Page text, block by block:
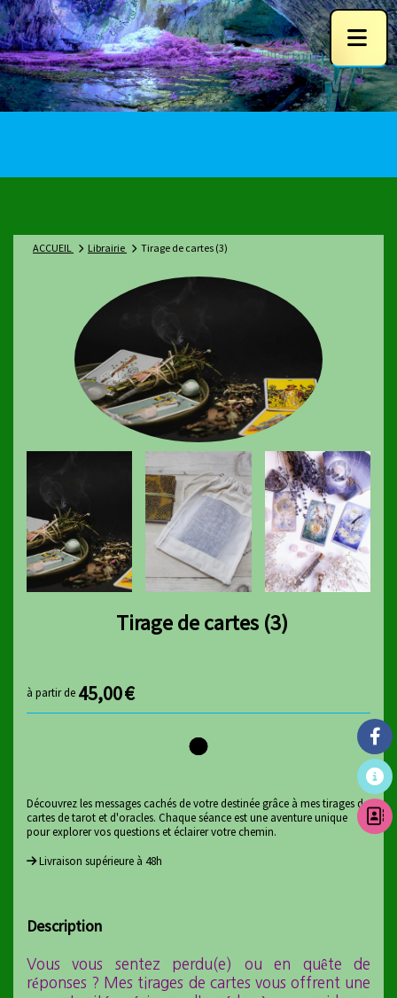
ACCUEIL Librairie Tirage de cartes (3)
Tirage de cartes (3)
à partir de 45,00€
Découvrez les messages cachés de votre destinée grâce à mes tirages de
cartes de tarot et d'oracles. Chaque séance est une aventure unique
pour explorer vos questions et éclairer votre chemin.
Livraison supérieure à 48h
Description
Vous vous sentez perdu(e) ou en quête de
réponses ? Mes tirages de cartes vous offrent une